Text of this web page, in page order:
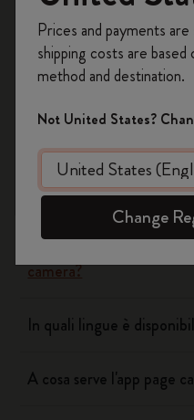
Flow
Page camera prevede
Con quali piattaforme
camera?
In quali lingue è
A cosa serve l'app page
spedizione
usando il
Crea un account
ad offerte,
Prices and payments
shipping costs are
method and destination.
Not United States?
Change